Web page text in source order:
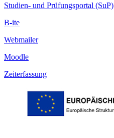
Studien- und Prüfungsportal (SuP)
B-ite
Webmailer
Moodle
Zeiterfassung